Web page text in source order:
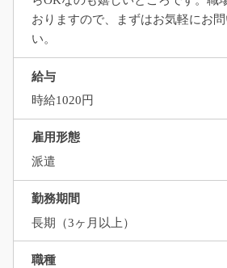
おりますので、まずはお気軽にお
い。
給与
時給1020円
雇用形態
派遣
勤務期間
長期（3ヶ月以上）
職種